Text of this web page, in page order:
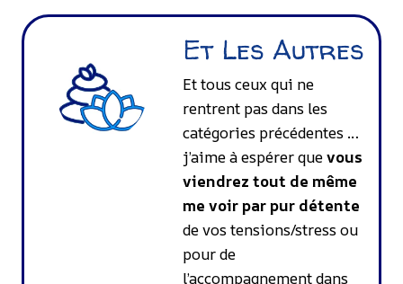
Et Les Autres
Et tous ceux qui ne
rentrent pas dans les
catégories précédentes …
j’aime à espérer quevous
viendrez tout de même
me voir par pur détente
de vos tensions/stress ou
pour de
l’accompagnement dans